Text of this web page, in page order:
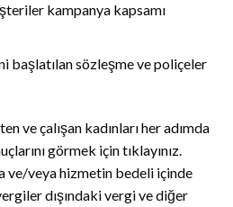
kampanya kapsamı
başlatılan sözleşme ve poliçeler
ve çalışan kadınları her adımda
görmek için tıklayınız.
ve/veya hizmetin bedeli içinde
dışındaki vergi ve diğer